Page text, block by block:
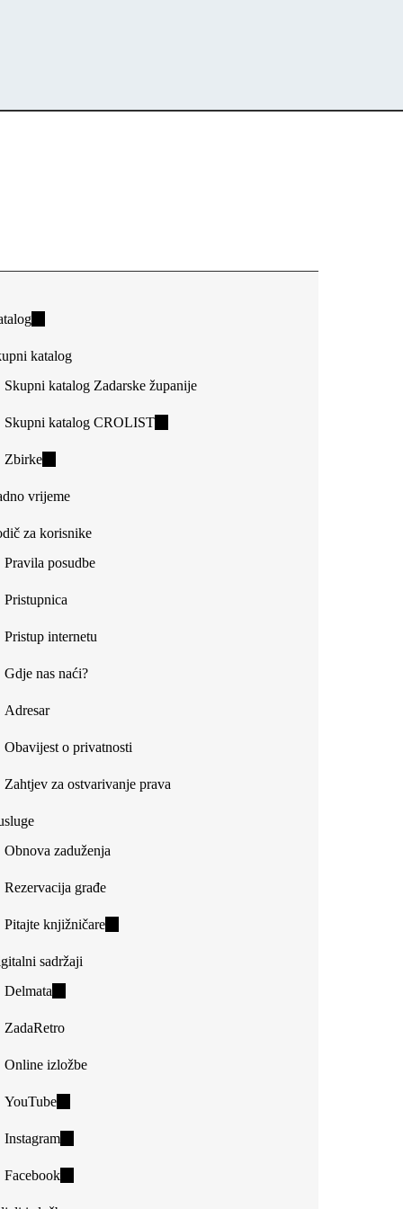
(link
external)
katalog
Skupni katalog Zadarske županije
Skupni katalog CROLIST(link
Zbirke(link
external)
vrijeme
za korisnike
Pravila posudbe
Pristupnica
Pristup internetu
Gdje nas naći?
Adresar
Obavijest o privatnosti
Zahtjev za ostvarivanje prava
Obnova zaduženja
Rezervacija građe
Pitajte knjižničare(link
sadržaji
Delmata
external)
ZadaRetro
Online izložbe
YouTube(link
external)
Instagram(link
external)
Facebook(link